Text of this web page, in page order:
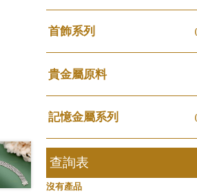
水波鏈系列
蛇骨鏈系列
鏈尾系列
盒子鏈系列
嘴唇鏈系列
竹節鏈系列
S車花鏈系列
珍珠鏈系列
耳綫/耳鈎系列
耳環
字母吊墜
相盒吊墜
項鏈吊墜
生肖吊墜
管扣系列
星座吊墜
水泡扣
珠扣
空心批花珠
首飾系列
手镯系列
戒指系列
空心耳環
空心车花管首饰链
空心手鐲系列
牛仔鏈
貴金屬原料
千足金
記憶金屬系列
記憶戒指
拉簧珠珠手鏈
記憶鈦手鐲
查詢表
沒有產品